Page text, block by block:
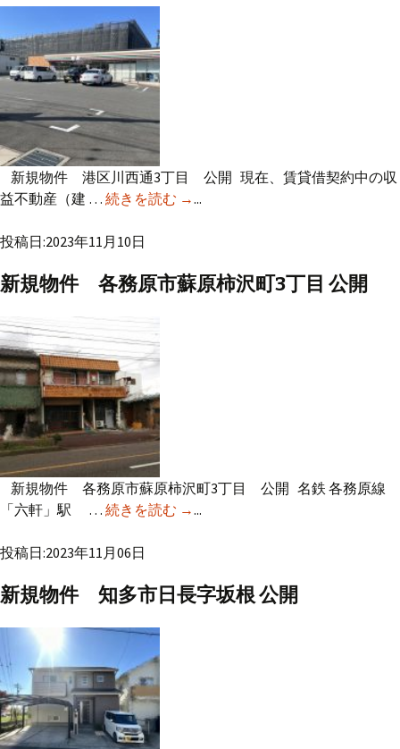
新規物件 港区川西通3丁目 公開 現在、賃貸借契約中の収
益不動産（建 … 続きを読む 新規物件 港区川西通3丁目 公開
→...
投稿日:2023年11月10日
新規物件 各務原市蘇原柿沢町3丁目 公開
新規物件 各務原市蘇原柿沢町3丁目 公開 名鉄 各務原線
「六軒」駅 … 続きを読む 新規物件 各務原市蘇原柿沢町3
→...
投稿日:2023年11月06日
新規物件 知多市日長字坂根 公開